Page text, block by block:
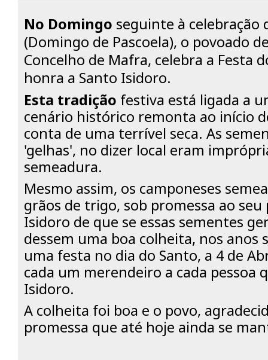
No Domingo seguinte à celebração
(Domingo de Pascoela), o povoado
Concelho de Mafra, celebra a Festa
honra a Santo Isidoro.
Esta tradição festiva está ligada a
cenário histórico remonta ao início
conta de uma terrível seca. As
'gelhas', no dizer local eram
semeadura.
Mesmo assim, os camponeses
grãos de trigo, sob promessa ao
Isidoro de que se essas sementes
dessem uma boa colheita, nos anos
uma festa no dia do Santo, a 4 de
cada um merendeiro a cada pessoa
Isidoro.
A colheita foi boa e o povo,
promessa que até hoje ainda se